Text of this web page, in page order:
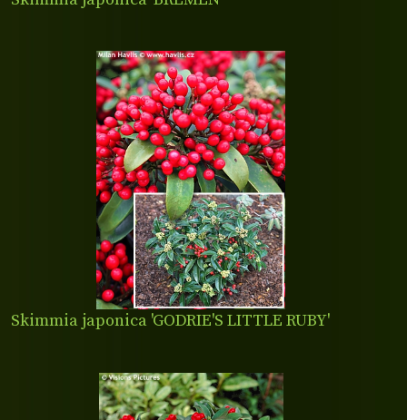
Skimmia japonica 'GODRIE'S LITTLE RUBY'